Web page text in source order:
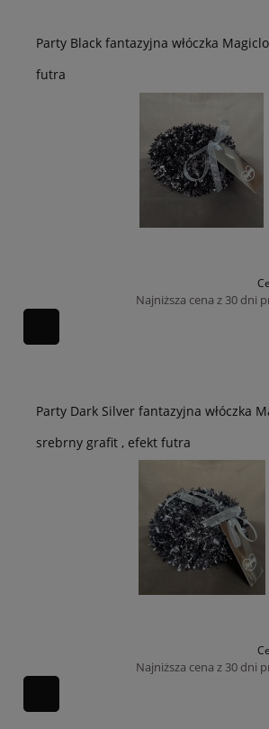
Party Black fantazyjna włóczka
futra
Najniższa cena z 30 dni
Party Dark Silver fantazyjna włóczka
srebrny grafit , efekt futra
Najniższa cena z 30 dni